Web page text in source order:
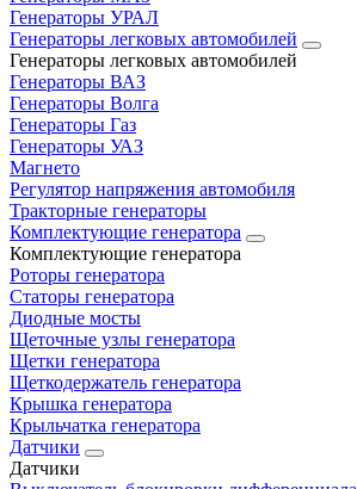
Генераторы УРАЛ
Генераторы легковых автомобилей
Генераторы легковых автомобилей
Генераторы ВАЗ
Генераторы Волга
Генераторы Газ
Генераторы УАЗ
Магнето
Регулятор напряжения автомобиля
Тракторные генераторы
Комплектующие генератора
Комплектующие генератора
Роторы генератора
Статоры генератора
Диодные мосты
Щеточные узлы генератора
Щетки генератора
Щеткодержатель генератора
Крышка генератора
Крыльчатка генератора
Датчики
Датчики